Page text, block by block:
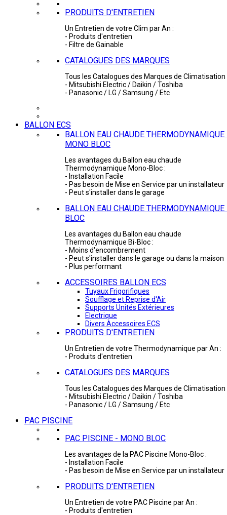
PRODUITS D'ENTRETIEN
Un Entretien de votre Clim par An :
- Produits d'entretien
- Filtre de Gainable
CATALOGUES DES MARQUES
Tous les Catalogues des Marques de Climatisation
- Mitsubishi Electric / Daikin / Toshiba
- Panasonic / LG / Samsung / Etc
BALLON ECS
BALLON EAU CHAUDE THERMODYNAMIQUE
MONO BLOC
Les avantages du Ballon eau chaude
Thermodynamique Mono-Bloc :
- Installation Facile
- Pas besoin de Mise en Service par un installateur
- Peut s'installer dans le garage
BALLON EAU CHAUDE
BLOC
Les avantages du Ballon eau chaude
Thermodynamique Bi-Bloc :
- Moins d'encombrement
- Peut s'installer dans le garage ou dans la maison
- Plus performant
ACCESSOIRES BALLON ECS
Tuyaux Frigorifiques
Soufflage et Reprise d'Air
Supports Unités Extérieures
Electrique
Divers Accessoires ECS
PRODUITS D'ENTRETIEN
Un Entretien de votre Thermodynamique par An :
- Produits d'entretien
CATALOGUES DES MARQUES
Tous les Catalogues des Marques de Climatisation
- Mitsubishi Electric / Daikin / Toshiba
- Panasonic / LG / Samsung / Etc
PAC PISCINE
PAC PISCINE - MONO BLOC
Les avantages de la PAC Piscine Mono-Bloc :
- Installation Facile
- Pas besoin de Mise en Service par un installateur
PRODUITS D'ENTRETIEN
Un Entretien de votre PAC Piscine par An :
- Produits d'entretien